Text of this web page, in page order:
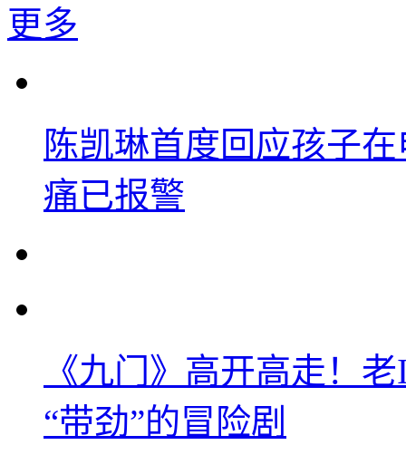
更多
陈凯琳首度回应孩子
痛已报警
《九门》高开高走！
“带劲”的冒险剧